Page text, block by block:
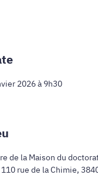
2026 à 9h30
de la Maison du
rue de la Chimie,